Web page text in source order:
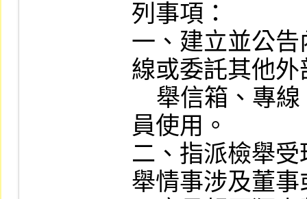
列事項：
一、建立並公
線或委託其他
員使用。
二、指派檢舉
舉情事涉及董